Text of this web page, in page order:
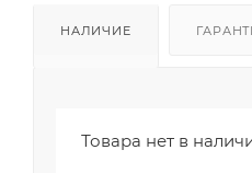
НАЛИЧИЕ
Товара нет в